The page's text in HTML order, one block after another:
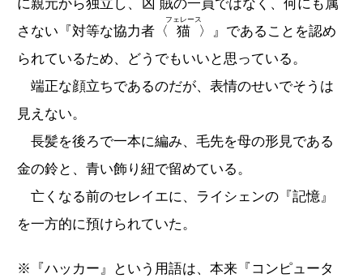
に親元から独立し、 凶賊の一員ではなく、何にも属
さない『対等な協力者〈
猫
フェレース
〉』であることを認め
られているため、どうでもいいと思っている。
端正な顔立ちであるのだが、表情のせいでそうは
見えない。
長髪を後ろで一本に編み、毛先を母の形見である
金の鈴と、青い飾り紐で留めている。
亡くなる前のセレイエに、ライシェンの『記憶』
を一方的に預けられていた。
※『ハッカー』という用語は、本来『コンピュータ